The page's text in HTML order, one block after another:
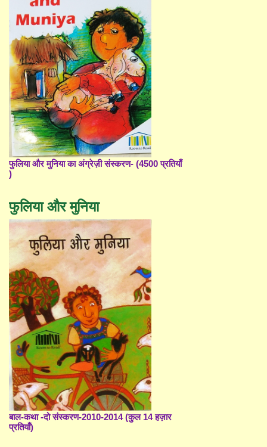
फुलिया और मुनिया का अंग्रेज़ी संस्करण- (4500 प्रतियाँ
)
फुलिया और मुनिया
बाल-कथा -दो संस्करण-2010-2014 (कुल 14 हज़ार
प्रतियाँ)